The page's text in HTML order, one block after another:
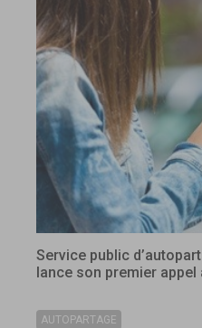
Service public
lance son premier
AUTOPARTAGE